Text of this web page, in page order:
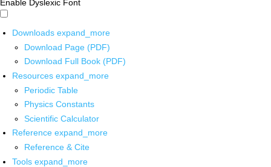
Enable Dyslexic Font
Downloads expand_more
Download Page (PDF)
Download Full Book (PDF)
Resources expand_more
Periodic Table
Physics Constants
Scientific Calculator
Reference expand_more
Reference & Cite
Tools expand_more